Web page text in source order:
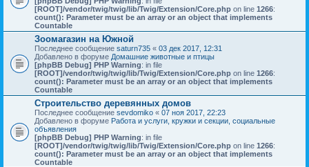
[ROOT]/vendor/twig/twig/lib/Twig/Extension/Core.php on line 1266:
count(): Parameter must be an array or an object that implements
Countable
Зоомагазин на Южной
Последнее сообщение saturn735 « 03 дек 2017, 12:31
Добавлено в форуме Домашние животные и птицы
[phpBB Debug] PHP Warning: in file
[ROOT]/vendor/twig/twig/lib/Twig/Extension/Core.php on line 1266:
count(): Parameter must be an array or an object that implements
Countable
Строительство деревянных домов
Последнее сообщение sevdomiko « 07 ноя 2017, 22:23
Добавлено в форуме Работа и услуги, кружки и секции, социальные
объявления
[phpBB Debug] PHP Warning: in file
[ROOT]/vendor/twig/twig/lib/Twig/Extension/Core.php on line 1266:
count(): Parameter must be an array or an object that implements
Countable